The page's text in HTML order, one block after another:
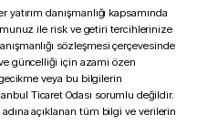
danışmanlığı kapsamında
ile risk ve getiri tercihlerinize
sözleşmesi çerçevesinde
güncelliği için azami özen
veya bu bilgilerin
Ticaret Odası sorumlu değildir.
açıklanan tüm bilgi ve verilerin